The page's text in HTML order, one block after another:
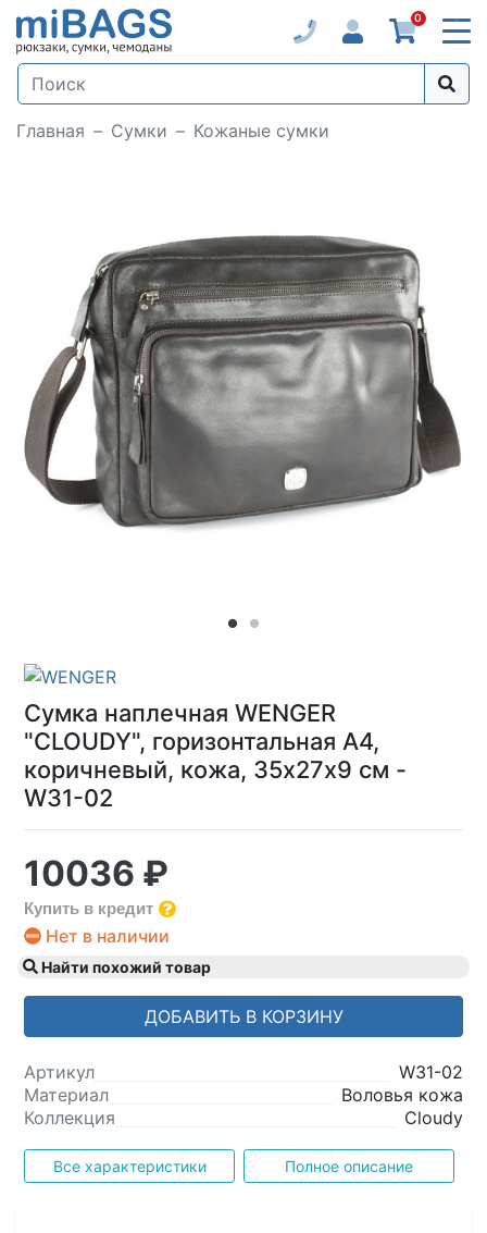
0
Главная Сумки Кожаные сумки
Loading...
Сумка наплечная WENGER
"CLOUDY", горизонтальная А4,
коричневый, кожа, 35х27х9 см -
W31-02
10036 ₽
Купить в кредит
Нет в наличии
Найти похожий товар
ДОБАВИТЬ В КОРЗИНУ
Артикул
W31-02
Материал
Воловья кожа
Коллекция
Cloudy
Все характеристики Полное описание